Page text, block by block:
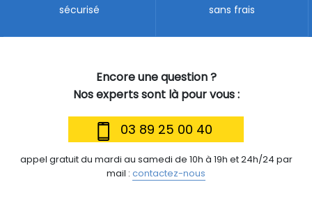
Encore une question ?
Nos experts sont là pour vous :
03 89 25 00 40
appel gratuit du mardi au samedi de 10h à 19h et 24h/24 par
mail : contactez-nous
sécurisé
sans frais